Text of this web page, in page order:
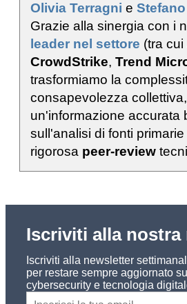
Olivia Terragni e
Grazie alla sinergia con i
leader nel settore (tra cui
CrowdStrike, Trend
trasformiamo la
consapevolezza
un'informazione accurata
sull'analisi di fonti
rigorosa peer-review
Iscriviti alla nostra
Iscriviti alla newsletter
per restare sempre aggiornato
cybersecurity e tecnologia